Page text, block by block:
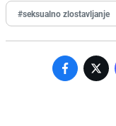
#seksualno zlostavljanje